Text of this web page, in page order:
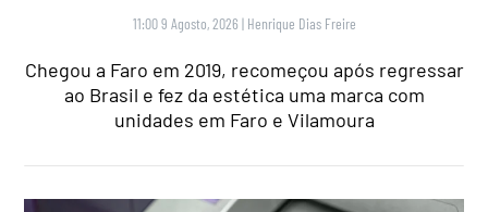
11:00 9 Agosto, 2026 | Henrique Dias Freire
Chegou a Faro em 2019, recomeçou após regressar
ao Brasil e fez da estética uma marca com
unidades em Faro e Vilamoura